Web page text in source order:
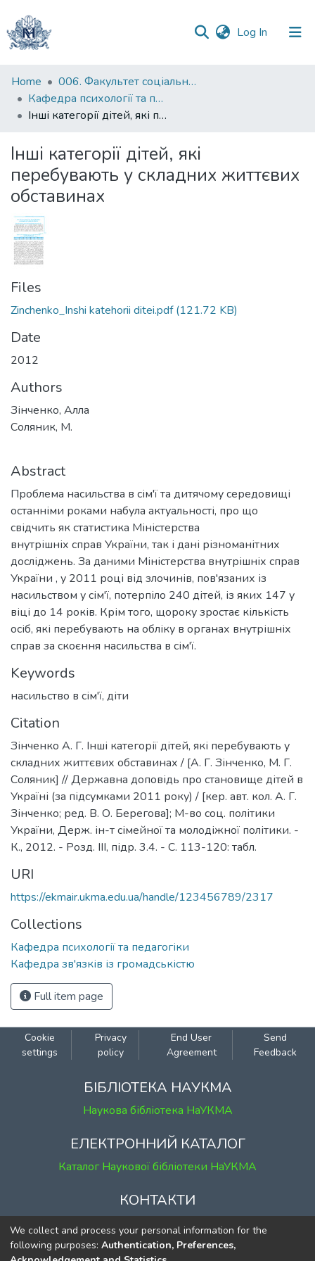
Log In (current)
Communities
&
Collections
Statistics
Home
006. Факультет соціальних наук і соціальних технологій
Кафедра психології та педагогіки
Інші категорії дітей, які перебувають у складних життєвих обставинах
Інші категорії дітей, які
перебувають у складних життєвих
обставинах
Files
Zinchenko_Inshi katehorii ditei.pdf(121.72 KB)
Date
2012
Authors
Зінченко, Алла
Соляник, М.
Abstract
Проблема насильства в сім'ї та дитячому середовищі
останніми роками набула актуальності, про що
свідчить як статистика Міністерства
внутрішніх справ України, так і дані різноманітних
досліджень. За даними Міністерства внутрішніх справ
України , у 2011 році від злочинів, пов'язаних із
насильством у сім'ї, потерпіло 240 дітей, із яких 147 у
віці до 14 років. Крім того, щороку зростає кількість
осіб, які перебувають на обліку в органах внутрішніх
справ за скоєння насильства в сім'ї.
Keywords
насильство в сім'ї, діти
Citation
Зінченко А. Г. Інші категорії дітей, які перебувають у
складних життєвих обставинах / [А. Г. Зінченко, М. Г.
Соляник] // Державна доповідь про становище дітей в
Україні (за підсумками 2011 року) / [кер. авт. кол. А. Г.
Зінченко; ред. В. О. Берегова]; М-во соц. політики
України, Держ. ін-т сімейної та молодіжної політики. -
К., 2012. - Розд. ІІІ, підр. 3.4. - С. 113-120: табл.
URI
https://ekmair.ukma.edu.ua/handle/123456789/2317
Collections
Кафедра психології та педагогіки
Кафедра зв'язків із громадськістю
Full item page
Cookie
settings
Privacy
policy
End User
Agreement
Send
Feedback
БІБЛІОТЕКА НАУКМА
Наукова бібліотека НаУКМА
ЕЛЕКТРОННИЙ КАТАЛОГ
Каталог Наукової бібліотеки НаУКМА
КОНТАКТИ
м. Київ, вул. Григорія Сковороди, 2
к. 1, к. 120
We collect and process your personal information for the
following purposes: Authentication, Preferences,